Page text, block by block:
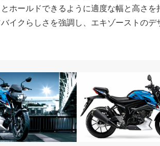
ホールドできるように適度な幅と高さ
イクらしさを強調し、エキゾーストの